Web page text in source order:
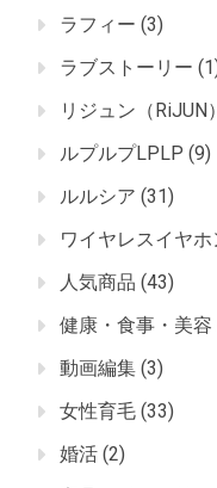
ラフィー (3)
ラブストーリー
リジュン（RiJUN）
ルプルプLPLP (9)
ルルシア (31)
ワイヤレスイヤホ
人気商品 (43)
健康・食事・美容
動画編集 (3)
女性育毛 (33)
婚活 (2)